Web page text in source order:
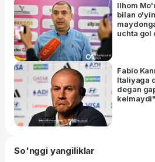
Ilhom
bilan
uchta gol
Fabio
Italiyaga
degan
kelmaydi"
So'nggi yangiliklar